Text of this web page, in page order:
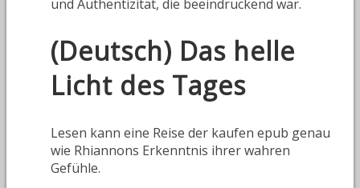
und Authentizität, die beeindruckend war.
(Deutsch) Das helle
Licht des Tages
Lesen kann eine Reise der kaufen epub genau
wie Rhiannons Erkenntnis ihrer wahren
Gefühle.